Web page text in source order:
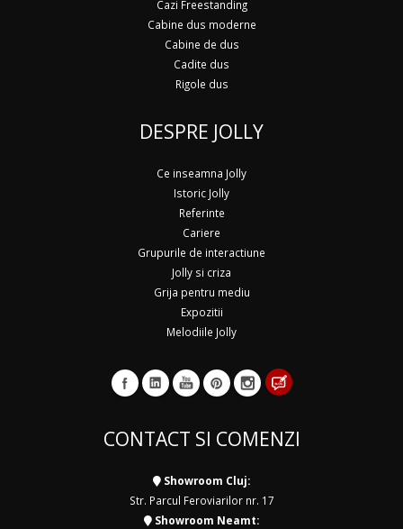
Cazi Freestanding
Cabine dus moderne
Cabine de dus
Cadite dus
Rigole dus
DESPRE JOLLY
Ce inseamna Jolly
Istoric Jolly
Referinte
Cariere
Grupurile de interactiune
Jolly si criza
Grija pentru mediu
Expozitii
Melodiile Jolly
CONTACT SI COMENZI
Showroom Cluj:
Str. Parcul Feroviarilor nr. 17
Showroom Neamt: